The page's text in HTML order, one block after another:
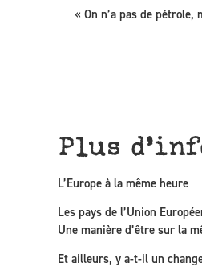
« On n’a pas de pétrole,
Plus
L’Europe à la même heure
Les pays de l’Union
Une manière d’être sur la
Et ailleurs, y a-t-il un